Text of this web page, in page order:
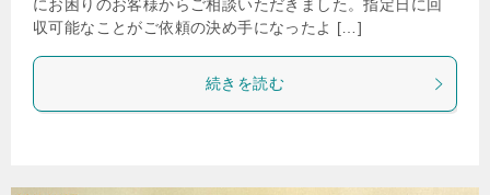
にお困りのお客様からご相談いただきました。指定日に回
収可能なことがご依頼の決め手になったよ […]
続きを読む